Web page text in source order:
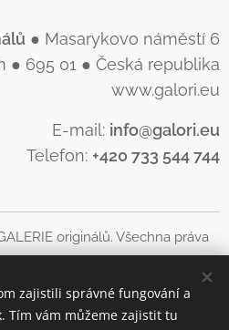
● Masarykovo náměstí 6
● 695 01 ● Česká republika
www.galori.eu
E-mail: info@galori.eu
Telefon: +420 733 544 744
originálů. Všechna práva
chráněn autorským právem.
včetně zveřejnění nebo
zajistili správné fungování a
Tím vám můžeme zajistit tu